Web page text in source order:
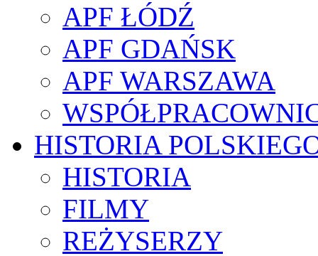
APF ŁÓDŹ
APF GDAŃSK
APF WARSZAWA
HISTORIA
HISTORIA
FILMY
REŻYSERZY